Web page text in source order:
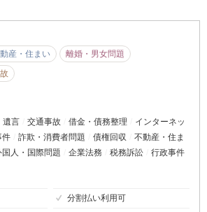
産・住まい
離婚・男女問題
遺言 交通事故 借金・債務整理
インターネッ
件 詐欺・消費者問題 債権回収
不動産・住ま
国人・国際問題 企業法務 税務訴訟 行政事件
分割払い利用可